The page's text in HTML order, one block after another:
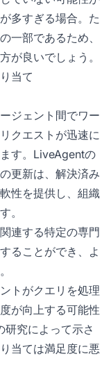
多すぎる場合。た
一部であるため、
が良いでしょう。
当て
ジェント間でワー
クエストが迅速に
す。LiveAgentの
更新は、解決済み
性を提供し、組織
。
連する特定の専門
ることができ、よ
トがクエリを処理
が向上する可能性
究によって示さ
当ては満足度に悪